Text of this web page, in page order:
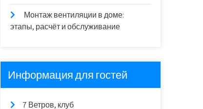
Монтаж вентиляции в доме:
этапы, расчёт и обслуживание
Информация для гостей
7 Ветров, клуб